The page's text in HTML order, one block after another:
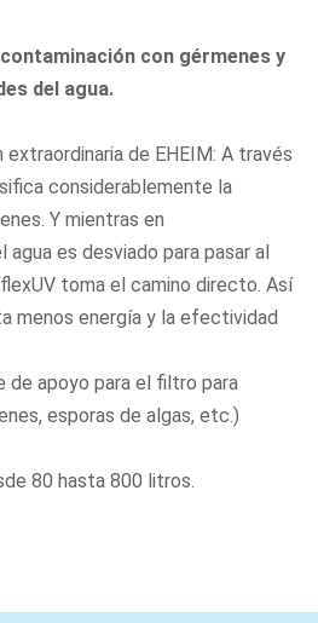
con gérmenes y
del agua.
de EHEIM: A través
considerablemente la
Y mientras en
es desviado para pasar al
toma el camino directo. Así
menos energía y la efectividad
de apoyo para el filtro para
esporas de algas, etc.)
80 hasta 800 litros.